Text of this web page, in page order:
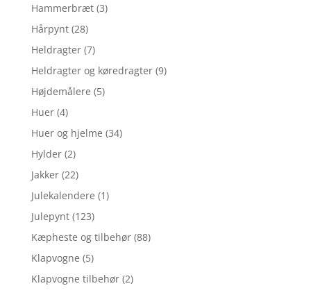
Hammerbræt (3)
Hårpynt (28)
Heldragter (7)
Heldragter og køredragter (9)
Højdemålere (5)
Huer (4)
Huer og hjelme (34)
Hylder (2)
Jakker (22)
Julekalendere (1)
Julepynt (123)
Kæpheste og tilbehør (88)
Klapvogne (5)
Klapvogne tilbehør (2)